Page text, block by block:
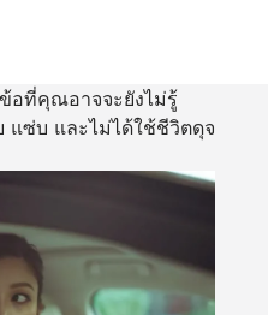
อที่คุณอาจจะยังไม่รู้
แซ่บ และไม่ได้ใช้ชีวิตดุจ